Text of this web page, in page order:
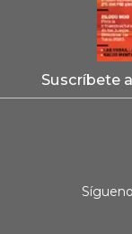
Suscríbete